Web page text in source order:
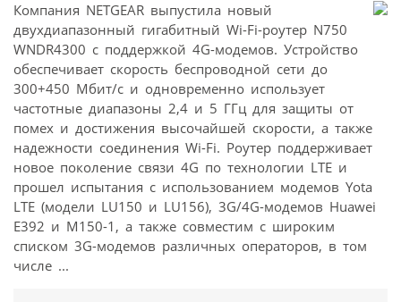
Компания NETGEAR выпустила новый
двухдиапазонный гигабитный Wi-Fi-роутер N750
WNDR4300 с поддержкой 4G-модемов. Устройство
обеспечивает скорость беспроводной сети до
300+450 Мбит/с и одновременно использует
частотные диапазоны 2,4 и 5 ГГц для защиты от
помех и достижения высочайшей скорости, а также
надежности соединения Wi-Fi. Роутер поддерживает
новое поколение связи 4G по технологии LTE и
прошел испытания с использованием модемов Yota
LTE (модели LU150 и LU156), 3G/4G-модемов Huawei
E392 и M150-1, а также совместим с широким
списком 3G-модемов различных операторов, в том
числе ...